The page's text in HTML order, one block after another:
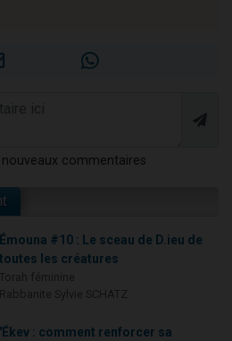
commentaires
Émouna #10 : Le sceau de D.ieu de
toutes les créatures
'Ékev : comment renforcer sa